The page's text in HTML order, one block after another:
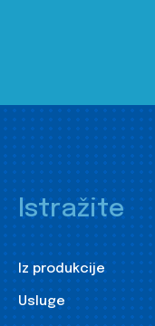
Istražite
Iz produkcije
Usluge